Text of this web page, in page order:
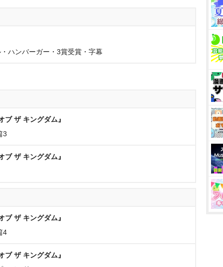
ハンバーガー・3賞受賞・字幕
ザ キングダム』
3
ザ キングダム』
ザ キングダム』
4
ザ キングダム』